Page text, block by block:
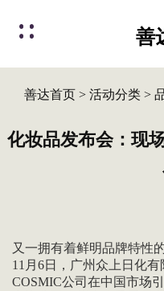
善
善达首页> 活动分类>
化妆品发布会：现
又一拥有着鲜明品牌特性
11月6日，广州众上日化
COSMIC公司在中国市场